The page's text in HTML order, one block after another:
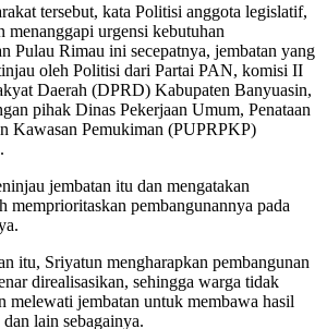
tersebut, kata Politisi anggota legislatif,
menanggapi urgensi kebutuhan
Pulau Rimau ini secepatnya, jembatan yang
oleh Politisi dari Partai PAN, komisi II
Daerah (DPRD) Kabupaten Banyuasin,
pihak Dinas Pekerjaan Umum, Penataan
Kawasan Pemukiman (PUPRPKP)
jembatan itu dan mengatakan
memprioritaskan pembangunannya pada
itu, Sriyatun mengharapkan pembangunan
direalisasikan, sehingga warga tidak
melewati jembatan untuk membawa hasil
lain sebagainya.